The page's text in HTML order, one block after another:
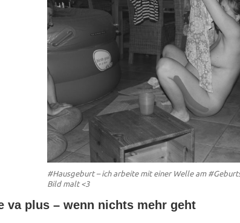
#Hausgeburt – ich arbeite mit einer Welle am
Bild malt <3
va plus – wenn nichts mehr geht